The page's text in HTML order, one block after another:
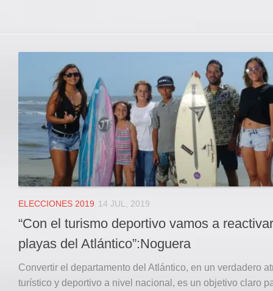
ELECCIONES 2019 14 JUL, 2019
“Con el turismo deportivo vamos a
playas del Atlántico”:Noguera
Convertir el departamento del Atlántico, en un verdadero
turístico y deportivo a nivel nacional, es un objetivo claro